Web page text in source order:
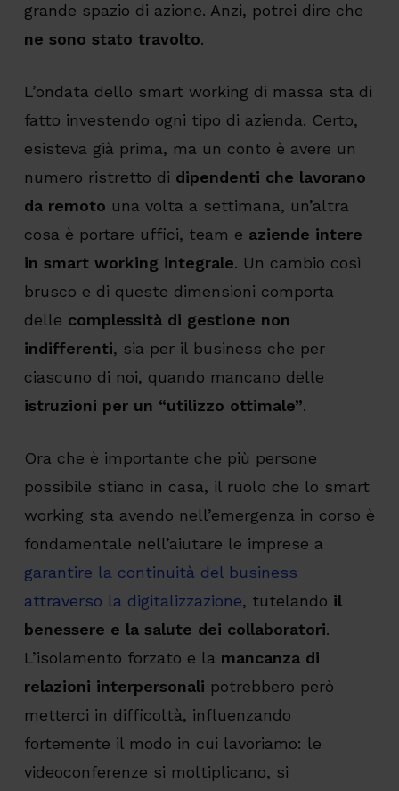
grande spazio di azione. Anzi, potrei dire che
ne sono stato travolto.
L’ondata dello smart working di massa sta di
fatto investendo ogni tipo di azienda. Certo,
esisteva già prima, ma un conto è avere un
numero ristretto di dipendenti che lavorano
da remoto una volta a settimana, un’altra
cosa è portare uffici, team e aziende intere
in smart working integrale. Un cambio così
brusco e di queste dimensioni comporta
delle complessità di gestione non
indifferenti, sia per il business che per
ciascuno di noi, quando mancano delle
istruzioni per un “utilizzo ottimale”.
Ora che è importante che più persone
possibile stiano in casa, il ruolo che lo smart
working sta avendo nell’emergenza in corso è
fondamentale nell’aiutare le imprese a
garantire la continuità del business
attraverso la digitalizzazione, tutelando il
benessere e la salute dei collaboratori.
L’isolamento forzato e la mancanza di
relazioni interpersonali potrebbero però
metterci in difficoltà, influenzando
fortemente il modo in cui lavoriamo: le
videoconferenze si moltiplicano, si